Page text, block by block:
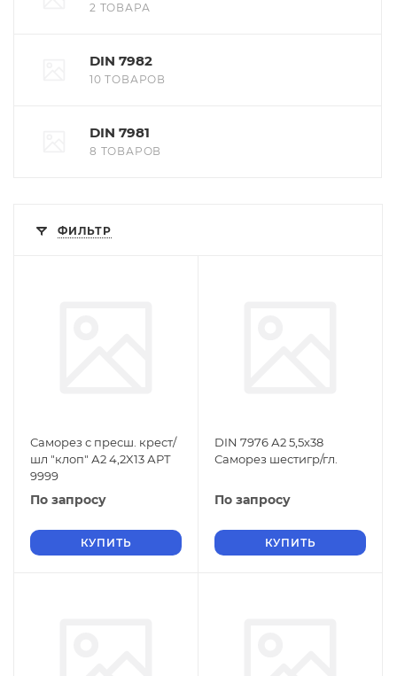
2 ТОВАРА
DIN 7982
10 ТОВАРОВ
DIN 7981
8 ТОВАРОВ
ФИЛЬТР
Саморез с пресш. крест/
шл "клоп" А2 4,2X13 АРТ
9999
По запросу
КУПИТЬ
DIN 7976 А2 5,5х38
Саморез шестигр/гл.
По запросу
КУПИТЬ